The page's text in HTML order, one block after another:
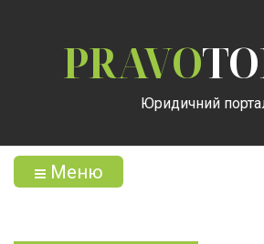
PRAVO
Юридичний
Меню